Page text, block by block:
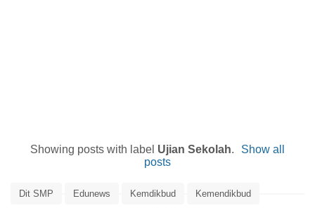
Showing posts with label Ujian Sekolah.
Show all
posts
Dit SMP Edunews Kemdikbud Kemendikbud